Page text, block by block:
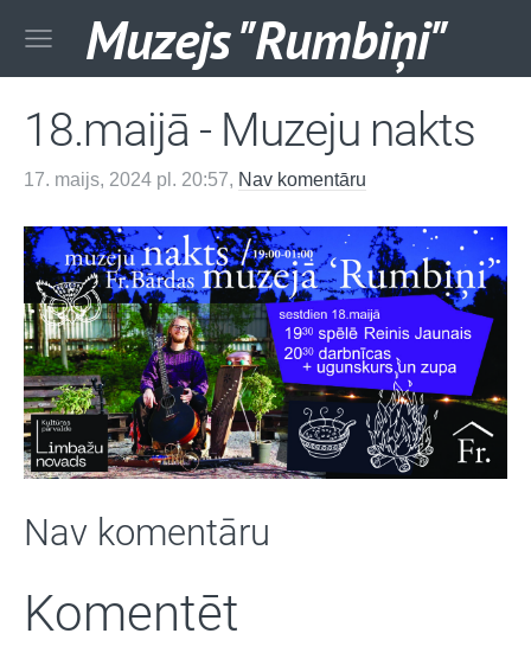
Muzejs "Rumbiņi"
18.maijā - Muzeju nakts
17. maijs, 2024 pl. 20:57, Nav komentāru
Nav komentāru
Komentēt